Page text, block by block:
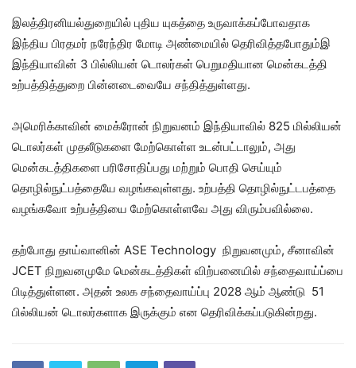
இலத்திரனியல்துறையில் புதிய யுகத்தை உருவாக்கப்போவதாக
இந்திய பிரதமர் நரேந்திர மோடி அண்மையில் தெரிவித்தபோதும்இ
இந்தியாவின் 3 பில்லியன் டொலர்கள் பெறுமதியான மென்கடத்தி
உற்பத்தித்துறை பின்னடைவையே சந்தித்துள்ளது.
அமெரிக்காவின் மைக்ரோன் நிறுவனம் இந்தியாவில் 825 மில்லியன்
டொலர்கள் முதலீடுகளை மேற்கொள்ள உடன்பட்டாலும், அது
மென்கடத்திகளை பரிசோதிப்பது மற்றும் பொதி செய்யும்
தொழில்நுட்பத்தையே வழங்கவுள்ளது. உற்பத்தி தொழில்நுட்டபத்தை
வழங்கவோ உற்பத்தியை மேற்கொள்ளவே அது விரும்பவில்லை.
தற்போது தாய்வானின் ASE Technology நிறுவனமும், சீனாவின்
JCET நிறுவனமுமே மென்கடத்திகள் விற்பனையில் சந்தைவாய்ப்பை
பிடித்துள்ளன. அதன் உலக சந்தைவாய்ப்பு 2028 ஆம் ஆண்டு 51
பில்லியன் டொலர்களாக இருக்கும் என தெரிவிக்கப்படுகின்றது.